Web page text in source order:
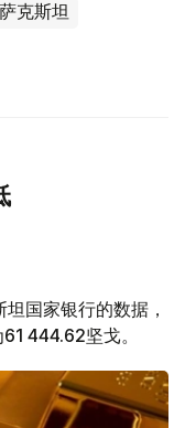
克斯坦
国家银行的数据，
444.62坚戈。